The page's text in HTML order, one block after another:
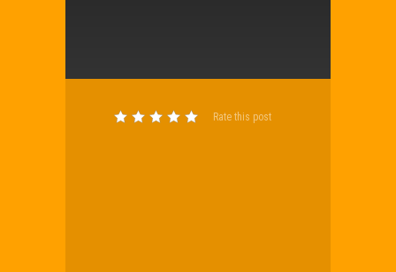
Rate this post